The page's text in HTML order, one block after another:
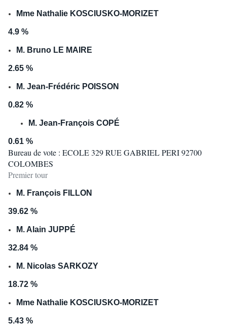
Mme Nathalie KOSCIUSKO-MORIZET
4.9 %
M. Bruno LE MAIRE
2.65 %
M. Jean-Frédéric POISSON
0.82 %
M. Jean-François COPÉ
0.61 %
Bureau de vote : ECOLE 329 RUE GABRIEL PERI 92700
COLOMBES
Premier tour
M. François FILLON
39.62 %
M. Alain JUPPÉ
32.84 %
M. Nicolas SARKOZY
18.72 %
Mme Nathalie KOSCIUSKO-MORIZET
5.43 %